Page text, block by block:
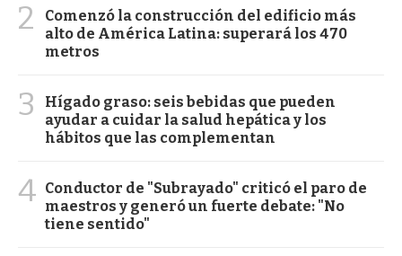
2
Comenzó la construcción del edificio más
alto de América Latina: superará los 470
metros
3
Hígado graso: seis bebidas que pueden
ayudar a cuidar la salud hepática y los
hábitos que las complementan
4 Conductor de "Subrayado" criticó el paro de
maestros y generó un fuerte debate: "No
tiene sentido"